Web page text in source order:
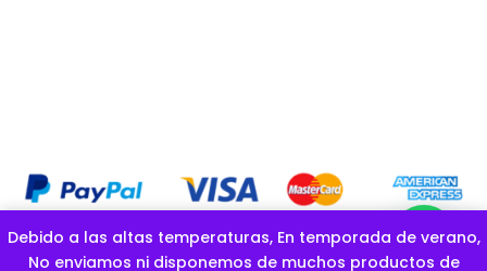
Debido a las altas temperaturas, En temporada de verano,
No enviamos ni disponemos de muchos productos de
COPYRIGHT OFICIAL © GOLOSINAS LA ESPONJITA |CREADO POR